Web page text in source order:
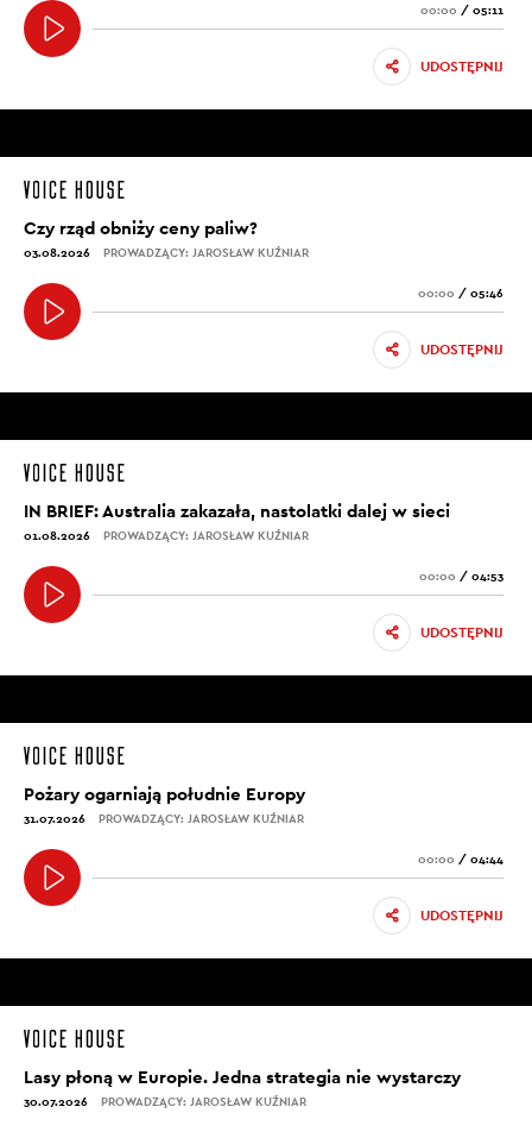
00:00 / 05:11
UDOSTĘPNIJ
Czy rząd obniży ceny paliw?
03.08.2026 PROWADZĄCY: JAROSŁAW KUŹNIAR
00:00 / 05:46
UDOSTĘPNIJ
IN BRIEF: Australia zakazała, nastolatki dalej w sieci
01.08.2026 PROWADZĄCY: JAROSŁAW KUŹNIAR
00:00 / 04:53
UDOSTĘPNIJ
Pożary ogarniają południe Europy
31.07.2026 PROWADZĄCY: JAROSŁAW KUŹNIAR
00:00 / 04:44
UDOSTĘPNIJ
Lasy płoną w Europie. Jedna strategia nie wystarczy
30.07.2026 PROWADZĄCY: JAROSŁAW KUŹNIAR